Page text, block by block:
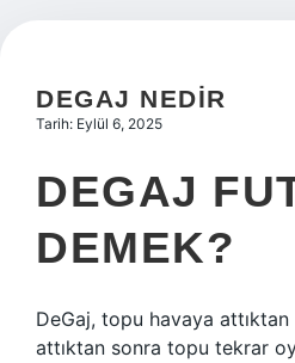
Hakkımızda
DEGAJ NEDIR
Tarih: Eylül 6, 2025
DEGAJ
DEMEK?
DeGaj, topu havaya
attıktan sonra topu tekrar